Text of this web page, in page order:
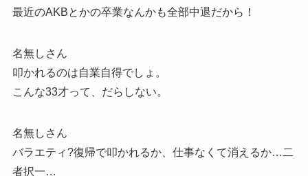
最近のAKBとかの卒業なんかも全部中退だから！
名無しさん
叩かれるのは自業自得でしょ。
こんな33才って、だらしない。
名無しさん
バラエティ?復帰で叩かれるか、仕事なくて消えるか…二
者択一…